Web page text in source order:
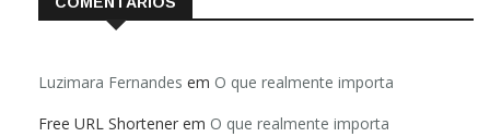
Luzimara Fernandes em O que realmente importa
Free URL Shortener em O que realmente importa